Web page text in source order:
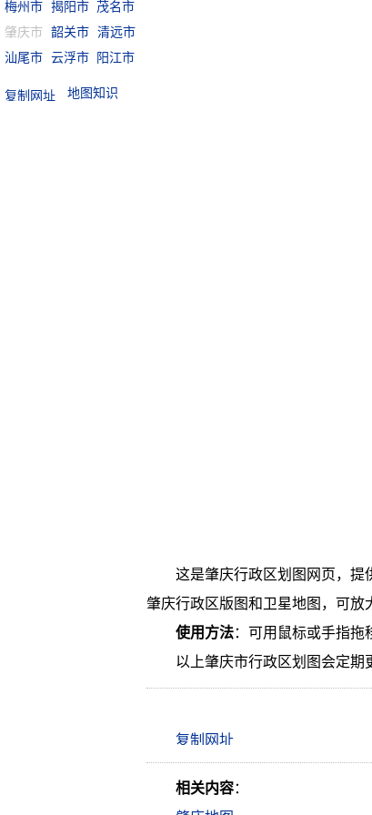
梅州市 揭阳市 茂名市
肇庆市 韶关市 清远市
汕尾市 云浮市 阳江市
地图知识
这是肇庆行政区划图网页，提
肇庆行政区版图和卫星地图，可放
使用方法：可用鼠标或手指拖
以上肇庆市行政区划图会定期
相关内容：